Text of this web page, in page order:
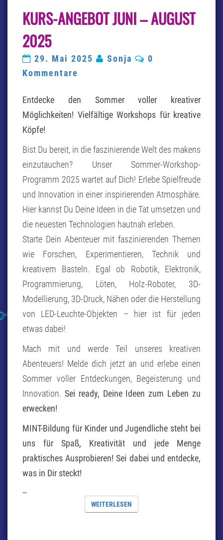
ANGEBOT
JUNI
KURS-ANGEBOT JUNI – AUGUST
2025
29. Mai 2025 Sonja Kommentare
0
Kommentare
Entdecke den Sommer voller kreativer
Möglichkeiten! Vielfältige Workshops für kreative
Köpfe!
Bist Du bereit, in die faszinierende Welt des makens
einzutauchen? Unser Sommer-Workshop-
Programm 2025 wartet auf Dich! Erlebe Spielfreude
und Innovation in einer inspirierenden Atmosphäre.
Hier kannst Du Deine Ideen in die Tat umsetzen und
die neuesten Technologien hautnah erleben.
Starte Dein Abenteuer mit faszinierenden Themen
wie Forschen, Experimentieren, Technik und
kreativem Basteln. Egal ob Robotik, Elektronik,
Programmierung, Löten, Holz-Roboter, 3D-
Modellierung, 3D-Druck, Nähen oder die Herstellung
von LED-Leuchte-Objekten – hier ist für jeden
etwas dabei!
Mach mit und werde Teil unseres kreativen
Abenteuers! Melde dich jetzt an und erlebe einen
Sommer voller Entdeckungen, Begeisterung und
Innovation. Sei ready, Deine Ideen zum Leben zu
erwecken!
MINT-Bildung für Kinder und Jugendliche steht bei
uns für Spaß, Kreativität und jede Menge
praktisches Ausprobieren! Sei dabei und entdecke,
was in Dir steckt!
…
WEITERLESEN